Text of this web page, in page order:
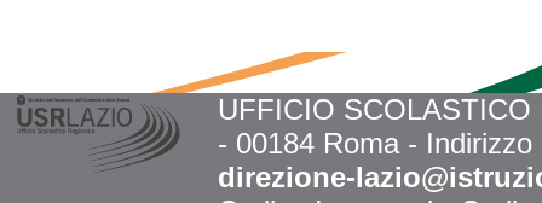
UFFICIO
- 00184 Roma -
direzione-